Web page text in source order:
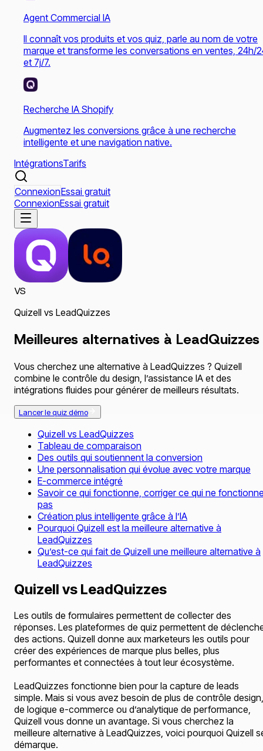
Agent Commercial IA
Il connaît vos produits et vos quiz, parle au nom de votre
marque et transforme les conversations en ventes, 24h/
et 7j/7.
Recherche IA Shopify
Augmentez les conversions grâce à une recherche
intelligente et une navigation native.
IntégrationsTarifs
ConnexionEssai gratuit
ConnexionEssai gratuit
VS
Quizell vs LeadQuizzes
Meilleures alternatives à LeadQuizzes
Vous cherchez une alternative à LeadQuizzes ? Quizell
combine le contrôle du design, l’assistance IA et des
intégrations fluides pour générer de meilleurs résultats.
Lancer le quiz démo
Quizell vs LeadQuizzes
Tableau de comparaison
Des outils qui soutiennent la conversion
Une personnalisation qui évolue avec votre marque
E-commerce intégré
Savoir ce qui fonctionne, corriger ce qui ne
pas
Création plus intelligente grâce à l’IA
Pourquoi Quizell est la meilleure alternative à
LeadQuizzes
Qu’est-ce qui fait de Quizell une meilleure alternative à
LeadQuizzes
Quizell vs LeadQuizzes
Les outils de formulaires permettent de collecter des
réponses. Les plateformes de quiz permettent de
des actions. Quizell donne aux marketeurs les outils pour
créer des expériences de marque plus belles, plus
performantes et connectées à tout leur écosystème.
LeadQuizzes fonctionne bien pour la capture de leads
simple. Mais si vous avez besoin de plus de contrôle design,
de logique e-commerce ou d’analytique de performance,
Quizell vous donne un avantage. Si vous cherchez la
meilleure alternative à LeadQuizzes, voici pourquoi Quizell
démarque.